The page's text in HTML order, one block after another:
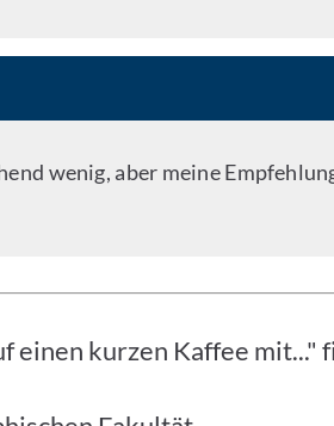
wenig, aber meine
kurzen Kaffee mit..."